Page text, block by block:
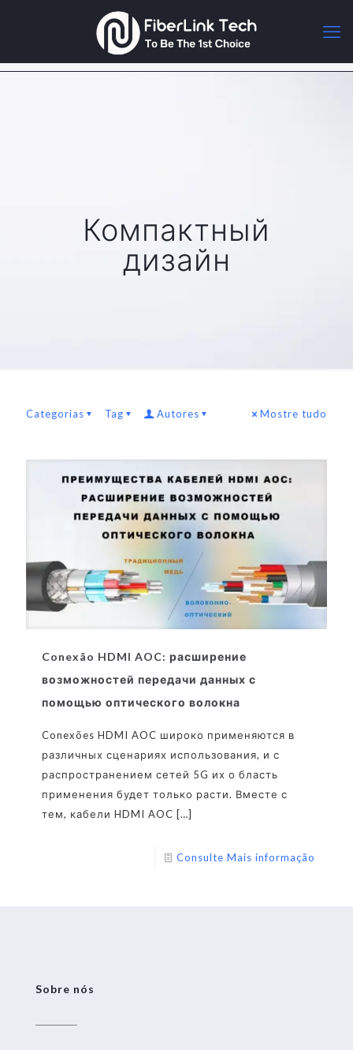
Компактный
дизайн
Categorias Tag Autores Mostre tudo
Conexão HDMI AOC: расширение
возможностей передачи данных с
помощью оптического волокна
Conexões HDMI AOC широко применяются в
различных сценариях использования, и с
распространением сетей 5G их о бласть
применения будет только расти. Вместе с
тем, кабели HDMI AOC […]
Consulte Mais informação
Sobre nós